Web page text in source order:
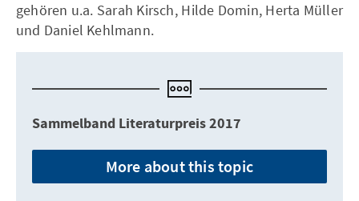
gehören u.a. Sarah Kirsch, Hilde Domin, Herta Müller
und Daniel Kehlmann.
Sammelband Literaturpreis 2017
More about this topic